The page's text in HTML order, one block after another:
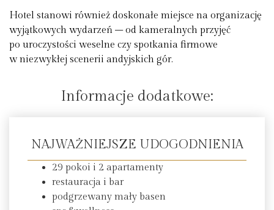
Hotel stanowi również doskonałe miejsce na organizację
wyjątkowych wydarzeń – od kameralnych przyjęć
po uroczystości weselne czy spotkania firmowe
w niezwykłej scenerii andyjskich gór.
Informacje dodatkowe:
NAJWAŻNIEJSZE UDOGODNIENIA
29 pokoi i 2 apartamenty
restauracja i bar
podgrzewany mały basen